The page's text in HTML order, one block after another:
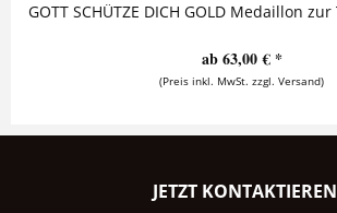
ab 63,00 € *
(Preis inkl. MwSt. zzgl. Versand)
JETZT KONTAKTIEREN